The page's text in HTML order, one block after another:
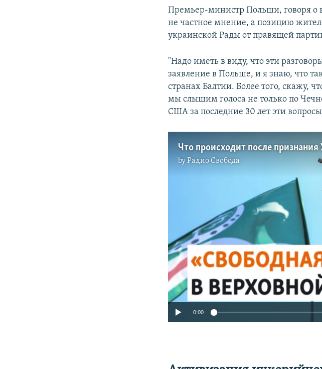
Премьер-министр Польши, говоря о
не частное мнение, а позицию
украинской Рады от правящей
"Надо иметь в виду, что эти
заявление в Польше, и я знаю, что
странах Балтии. Более того, скажу,
мы слышим голоса не только по
США за последние 30 лет эти
byРадио Свобода
No media
0:00